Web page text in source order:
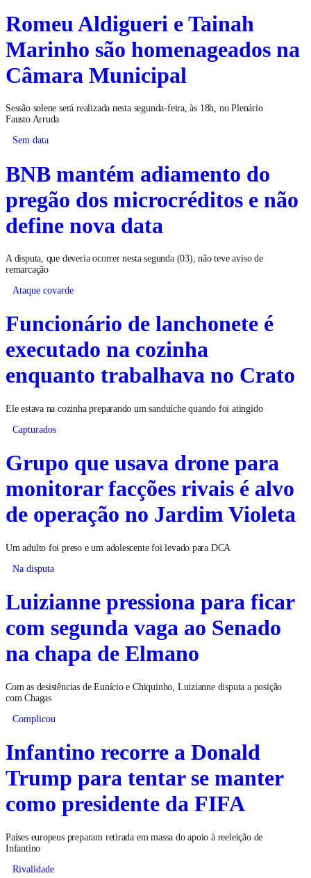
Romeu Aldigueri e Tainah
Marinho são homenageados na
Câmara Municipal
Sessão solene será realizada nesta segunda-feira, às 18h, no Plenário
Fausto Arruda
Sem data
BNB mantém adiamento do
pregão dos microcréditos e não
define nova data
A disputa, que deveria ocorrer nesta segunda (03), não teve aviso de
remarcação
Ataque covarde
Funcionário de lanchonete é
executado na cozinha
enquanto trabalhava no Crato
Ele estava na cozinha preparando um sanduíche quando foi atingido
Capturados
Grupo que usava drone para
monitorar facções rivais é alvo
de operação no Jardim Violeta
Um adulto foi preso e um adolescente foi levado para DCA
Na disputa
Luizianne pressiona para ficar
com segunda vaga ao Senado
na chapa de Elmano
Com as desistências de Eunício e Chiquinho, Luizianne disputa a posição
com Chagas
Complicou
Infantino recorre a Donald
Trump para tentar se manter
como presidente da FIFA
Países europeus preparam retirada em massa do apoio à reeleição de
Infantino
Rivalidade